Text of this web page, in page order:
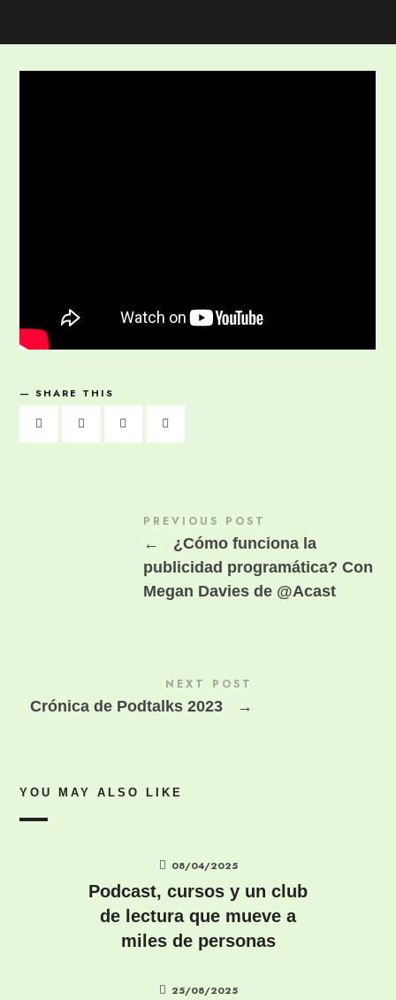
SHARE THIS
PREVIOUS POST
←
¿Cómo funciona la
publicidad programática? Con
Megan Davies de @Acast
NEXT POST
Crónica de Podtalks 2023 →
YOU MAY ALSO LIKE
08/04/2025
Podcast, cursos y un club
de lectura que mueve a
miles de personas
25/08/2025